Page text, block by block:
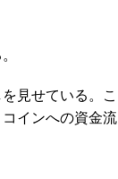
見せている。こ
インへの資金流